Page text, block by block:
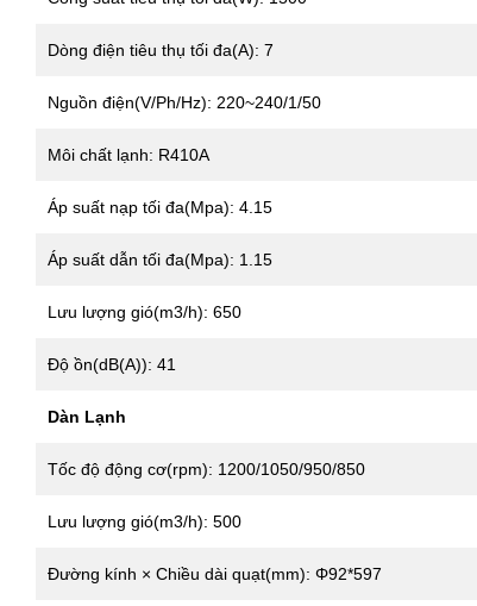
Dòng điện tiêu thụ tối đa(A): 7
Nguồn điện(V/Ph/Hz): 220~240/1/50
Môi chất lạnh: R410A
Áp suất nạp tối đa(Mpa): 4.15
Áp suất dẫn tối đa(Mpa): 1.15
Lưu lượng gió(m3/h): 650
Độ ồn(dB(A)): 41
Dàn Lạnh
Tốc độ động cơ(rpm): 1200/1050/950/850
Lưu lượng gió(m3/h): 500
Đường kính × Chiều dài quạt(mm): Φ92*597